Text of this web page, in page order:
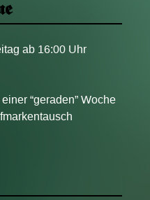
ab 16:00 Uhr
“geraden” Woche